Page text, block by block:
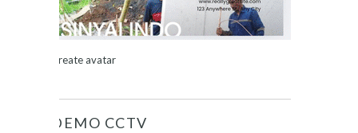
Create avatar
DEMO CCTV